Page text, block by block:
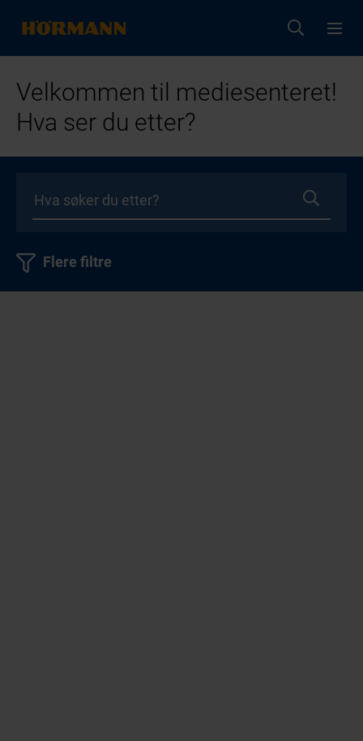
Velkommen til mediesenteret!
Hva ser du etter?
Flere filtre